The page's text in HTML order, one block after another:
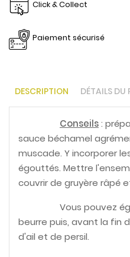
Click & Collect
Paiement sécurisé
DESCRIPTION DÉTAILS DU
Conseils:
sauce béchamel
muscade. Y incorporer
égouttés. Mettre
couvrir de gruyère râpé
Vous pouvez
beurre puis, avant la fin
d'ail et de persil.